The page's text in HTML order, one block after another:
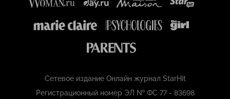
Сетевое издание Онлайн журнал StarHit
Регистрационный номер ЭЛ № ФС 77 - 83698